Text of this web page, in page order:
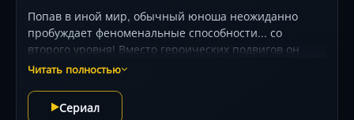
Попав в иной мир, обычный юноша неожиданно
пробуждает феноменальные способности... со
второго уровня! Вместо героических подвигов он
жаждет лишь мирного фермерства и отдыха. Но его
могущественных врагов и бывших союзников —
настоящих героев. Смогут ли его скромные мечты
Читать полностью
Сериал